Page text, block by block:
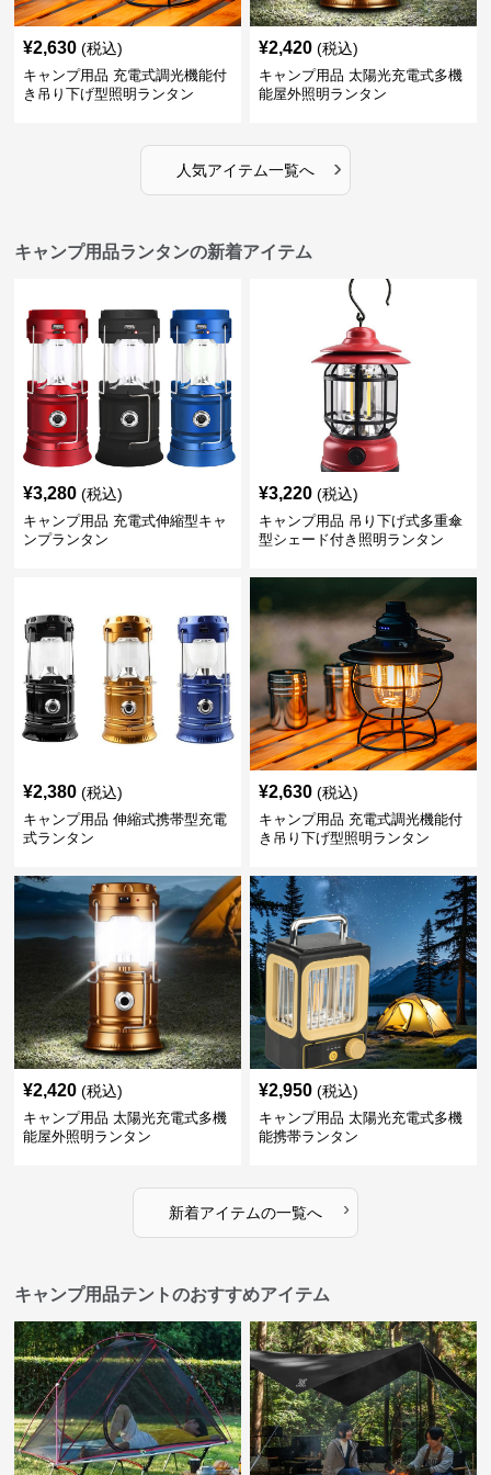
¥2,630 (税込)
キャンプ用品 充電式調光機能付
き吊り下げ型照明ランタン
¥2,420 (税込)
キャンプ用品 太陽光充電式多機
能屋外照明ランタン
人気アイテム一覧へ ›
キャンプ用品ランタンの新着アイテム
¥3,280 (税込)
キャンプ用品 充電式伸縮型キャ
ンプランタン
¥3,220 (税込)
キャンプ用品 吊り下げ式多重傘
型シェード付き照明ランタン
¥2,380 (税込)
キャンプ用品 伸縮式携帯型充電
式ランタン
¥2,630 (税込)
キャンプ用品 充電式調光機能付
き吊り下げ型照明ランタン
¥2,420 (税込)
キャンプ用品 太陽光充電式多機
能屋外照明ランタン
¥2,950 (税込)
キャンプ用品 太陽光充電式多機
能携帯ランタン
新着アイテムの一覧へ ›
キャンプ用品テントのおすすめアイテム